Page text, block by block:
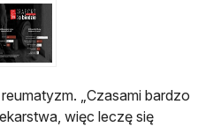
„Czasami bardzo
więc leczę się